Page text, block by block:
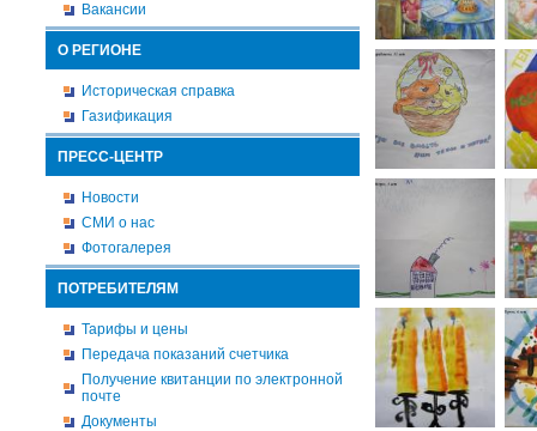
Вакансии
О РЕГИОНЕ
Историческая справка
Газификация
ПРЕСС-ЦЕНТР
Новости
СМИ о нас
Фотогалерея
ПОТРЕБИТЕЛЯМ
Тарифы и цены
Передача показаний счетчика
Получение квитанции по электронной
почте
Документы